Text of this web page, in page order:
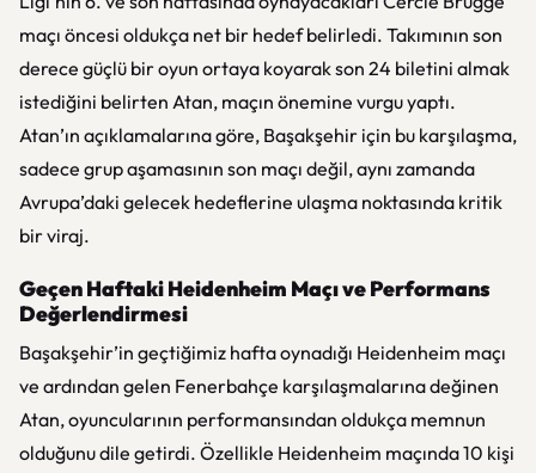
maçı öncesi oldukça net bir hedef belirledi. Takımının son
derece güçlü bir oyun ortaya koyarak son 24 biletini almak
istediğini belirten Atan, maçın önemine vurgu yaptı.
Atan’ın açıklamalarına göre, Başakşehir için bu karşılaşma,
sadece grup aşamasının son maçı değil, aynı zamanda
Avrupa’daki gelecek hedeflerine ulaşma noktasında kritik
bir viraj.
Geçen Haftaki Heidenheim Maçı ve Performans
Değerlendirmesi
Başakşehir’in geçtiğimiz hafta oynadığı Heidenheim maçı
ve ardından gelen Fenerbahçe karşılaşmalarına değinen
Atan, oyuncularının performansından oldukça memnun
olduğunu dile getirdi. Özellikle Heidenheim maçında 10 kişi